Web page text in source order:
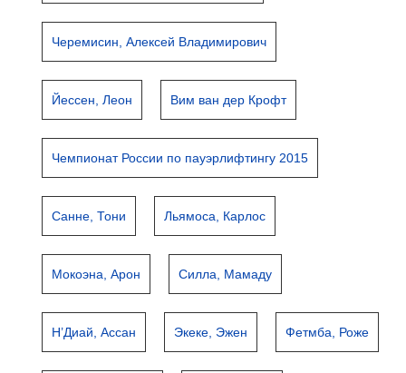
Черемисин, Алексей Владимирович
Йессен, Леон Вим ван дер Крофт
Чемпионат России по пауэрлифтингу 2015
Санне, Тони Льямоса, Карлос
Мокоэна, Арон Силла, Мамаду
Н’Диай, Ассан Экеке, Эжен Фетмба, Роже